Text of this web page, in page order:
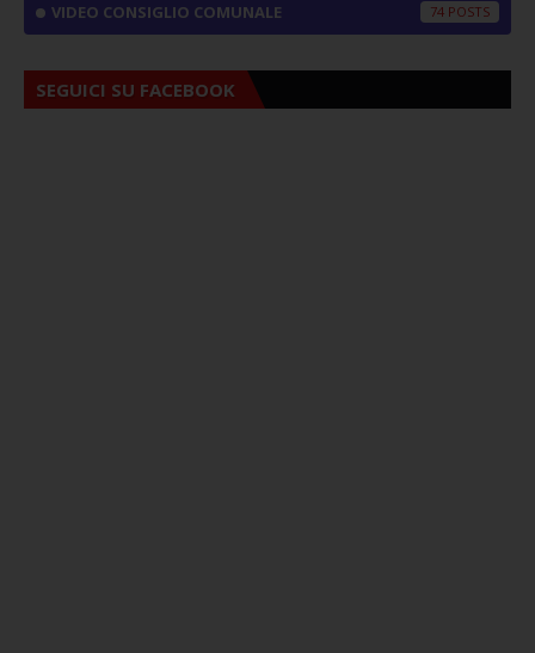
VIDEO CONSIGLIO COMUNALE 74
SEGUICI SU FACEBOOK